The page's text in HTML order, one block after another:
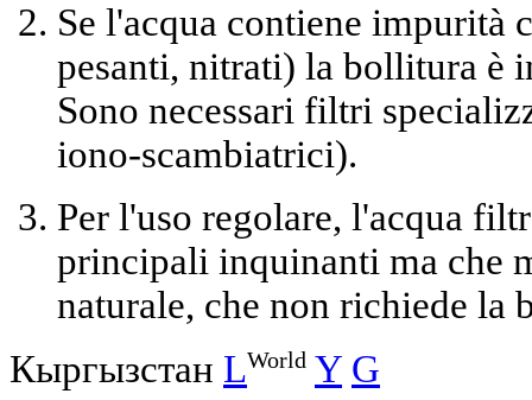
Se l'acqua contiene impurità
pesanti, nitrati) la bollitura è
Sono necessari filtri
iono-scambiatrici).
Per l'uso regolare, l'acqua
principali inquinanti ma che
naturale, che non richiede la
Кыргызстан LWorld Y G